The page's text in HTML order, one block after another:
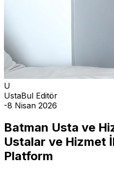
U
UstaBul Editör
-8 Nisan 2026
Batman Usta ve
Ustalar ve Hizmet
Platform